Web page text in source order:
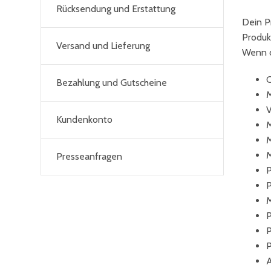
Rücksendung und Erstattung
Versand und Lieferung
Bezahlung und Gutscheine
Kundenkonto
Presseanfragen
Dein
Wenn